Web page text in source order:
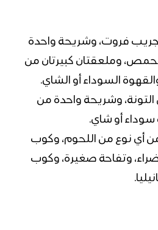
فروت، وشريحة واحدة
وملعقتان كبيرتان من
السوداء أو الشاي.
التونة، وشريحة واحدة من
أو شاي.
أي نوع من اللحوم، وكوب
وتفاحة صغيرة، وكوب